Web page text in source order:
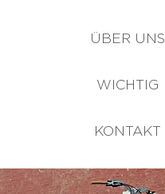
ÜBER UNS
WICHTIG
KONTAKT